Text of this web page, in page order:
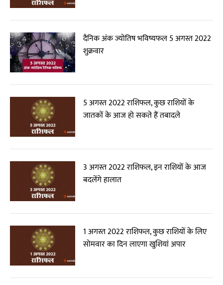
दैनिक अंक ज्योतिष भविष्यफल 5 अगस्त 2022
शुक्रवार
5 अगस्त 2022 राशिफल, कुछ राशियों के
जातकों के आज हो सकते हैं तबादले
3 अगस्त 2022 राशिफल, इन राशियों के आज
बदलेंगे हालात
1 अगस्त 2022 राशिफल, कुछ राशियों के लिए
सोमवार का दिन लाएगा खुशियां अपार